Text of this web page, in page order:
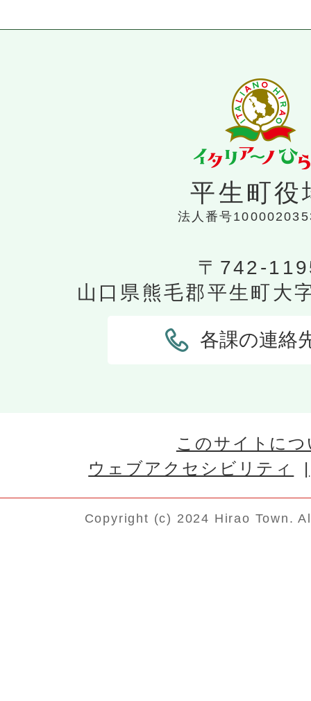
平生町役
法人番号
〒742-
山口県熊毛郡平生町大
各課の連絡
このサイトに
ウェブアクセシビリティ
Copyright (c) 2024 Hirao Town.